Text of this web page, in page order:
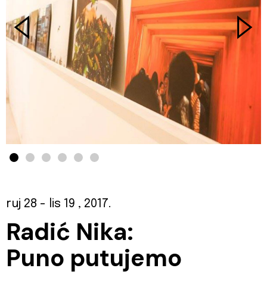
ruj 28 - lis 19 , 2017.
Radić Nika:
Puno putujemo